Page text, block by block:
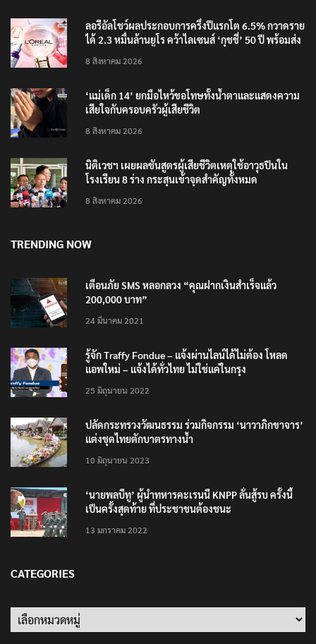
ลอรีอัลโชว์ผลประกอบการครึ่งปีแรกโต 6.5% กวาดราย
ได้ 2.3 หมื่นล้านยูโร คว้าไลเซนส์ ‘กุชชี่’ 50 ปี พร้อมส่ง
8 สิงหาคม 2026
‘แม่เด็ก 14’ ยกมือไหว้ขอโทษทั้งน้ำตาและแสดงความ
เสียใจกับครอบครัวผู้เสียชีวิต
8 สิงหาคม 2026
นิติเวชฯ เผยผลชันสูตรผู้เสียชีวิตเหตุใช้อาวุธปืนใน
โรงเรียน 8 ร่าง กระสุนเข้าจุดสำคัญทั้งหมด
8 สิงหาคม 2026
TRENDING NOW
เตือนภัย SMS หลอกลวง “คุณฝากเงินสำเร็จแล้ว
200,000 บาท”
24 มีนาคม 2021
รู้จัก Traffy Fondue – แจ้งผ่านไลน์ได้ไม่ต้อง โหลด
แอพใหม่ – แจ้งได้ทั่วไทย ไม่ใช่แค่ในกรุง
25 มิถุนายน 2022
ปลัดกระทรวงวัฒนธรรม ร่วมกิจกรรม ‘นาวาภิกขาจาร’
แต่งชุดไทยตักบาตรทางน้ำ
10 มิถุนายน 2023
‘นายพลบีทู’ ผู้นำทหารคะเรนนี KNPP ลั่นสู้รบ ครั้งนี้
เป็นครั้งสุดท้าย ที่ประชาชนต้องชนะ
13 มกราคม 2022
CATEGORIES
Categories